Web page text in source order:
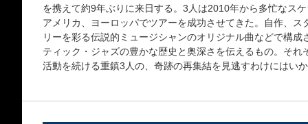
を携えて約9年ぶりに来日する。3人は2010年から多忙なス
アメリカ、ヨーロッパでツアーを成功させてきた。自作、
リーを彩る伝説的ミュージシャンのオリジナル曲などで構
ティック・ジャズの豊かな歴史と奥深さを伝えるもの。そ
活動を続ける重鎮3人の、奇跡の再集結を見逃すわけにはい